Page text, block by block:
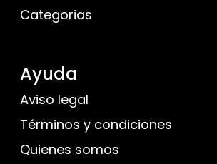
Categorias
Ayuda
Aviso legal
Términos y condiciones
Quienes somos